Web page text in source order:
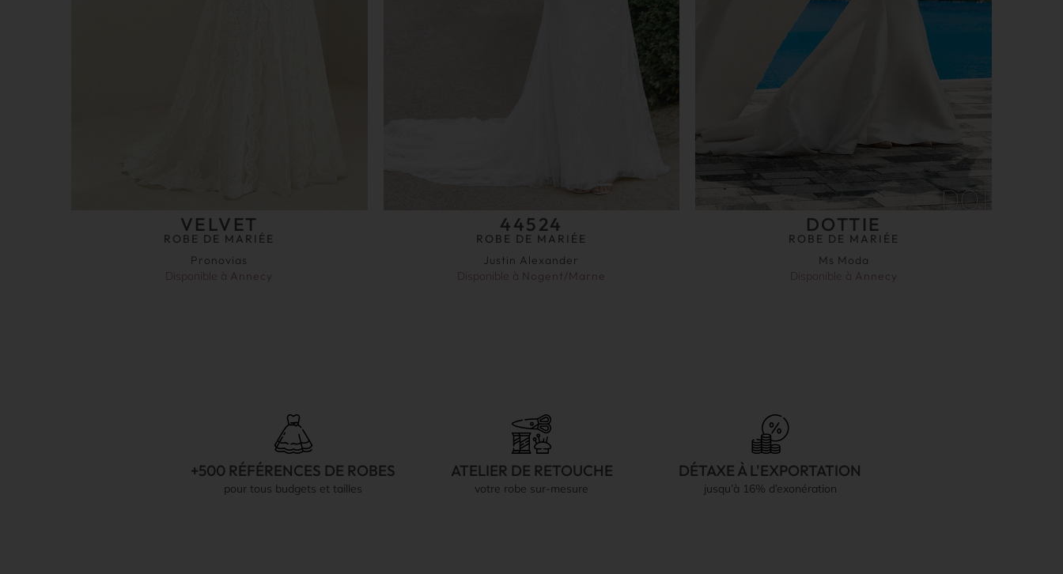
VELVET
ROBE DE MARIÉE
Pronovias
Disponible à Annecy
44524
ROBE DE MARIÉE
Justin Alexander
Disponible à Nogent/Marne
DOTTIE
ROBE DE MARIÉE
Ms Moda
Disponible à Annecy
+500 RÉFÉRENCES DE ROBES
pour tous budgets et tailles
ATELIER DE RETOUCHE
votre robe sur-mesure
DÉTAXE À L'EXPORTATION
jusqu’à 16% d’exonération